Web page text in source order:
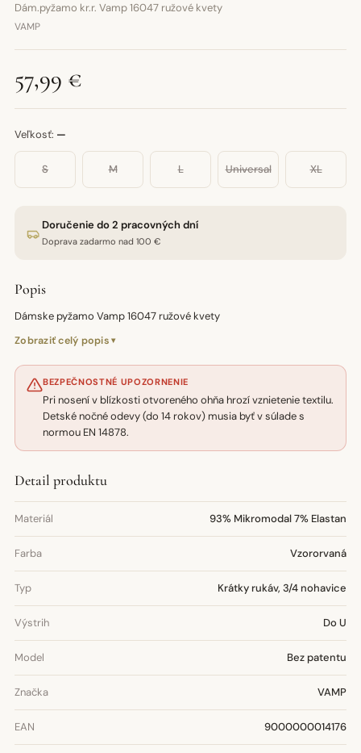
Dám.pyžamo kr.r. Vamp 16047 ružové kvety
VAMP
57,99 €
Veľkosť: —
S M L Universal XL
Doručenie do 2 pracovných dní
Doprava zadarmo nad 100 €
Popis
Dámske pyžamo Vamp 16047 ružové kvety
Zobraziť celý popis
BEZPEČNOSTNÉ UPOZORNENIE
Pri nosení v blízkosti otvoreného ohňa hrozí vznietenie textilu.
Detské nočné odevy (do 14 rokov) musia byť v súlade s
normou EN 14878.
Detail produktu
Materiál 93% Mikromodal 7% Elastan
Farba Vzororvaná
Typ Krátky rukáv, 3/4 nohavice
Výstrih Do U
Model Bez patentu
Značka VAMP
EAN 9000000014176